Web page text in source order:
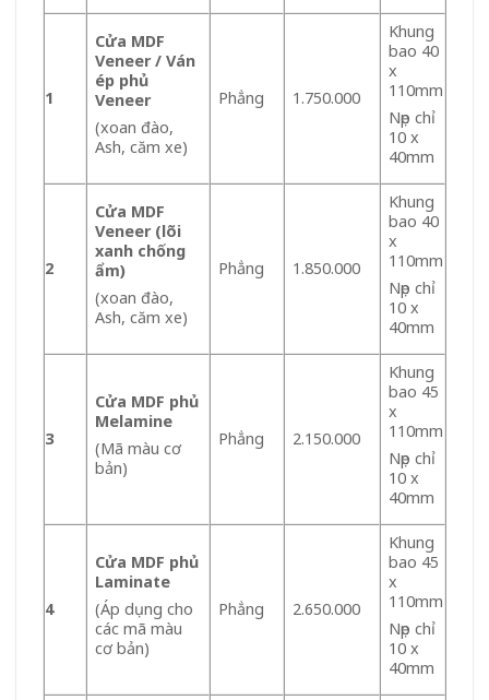
1
Cửa MDF
Veneer / Ván
ép phủ
Veneer
(xoan đào,
Ash, căm xe)
Phẳng 1.750.000
Khung
bao 40
x
110mm
Nẹp chỉ
10 x
40mm
2
Cửa MDF
Veneer (lõi
xanh chống
ẩm)
(xoan đào,
Ash, căm xe)
Phẳng 1.850.000
Khung
bao 40
x
110mm
Nẹp chỉ
10 x
40mm
3
Cửa MDF phủ
Melamine
(Mã màu cơ
bản)
Phẳng 2.150.000
Khung
bao 45
x
110mm
Nẹp chỉ
10 x
40mm
4
Cửa MDF phủ
Laminate
(Áp dụng cho
các mã màu
cơ bản)
Phẳng 2.650.000
Khung
bao 45
x
110mm
Nẹp chỉ
10 x
40mm